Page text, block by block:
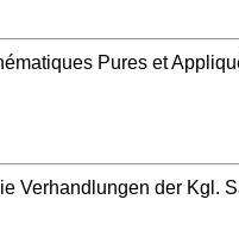
Pures et
Verhandlungen der Kgl.